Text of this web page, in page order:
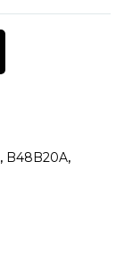
, B48B20A,